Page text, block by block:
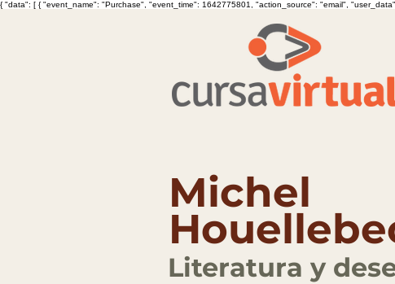
{ "data": [ { "event_name": "Purchase", "event_time": 1642775801, "action_source": "email",
Michel
Literatura y